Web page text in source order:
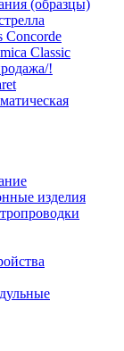
(образцы)
Concorde
Classic
!
изделия